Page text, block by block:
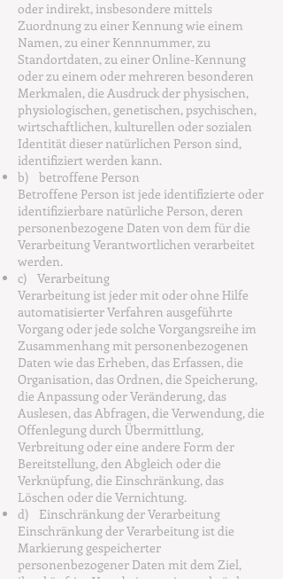
oder indirekt, insbesondere mittels
Zuordnung zu einer Kennung wie einem
Namen, zu einer Kennnummer, zu
Standortdaten, zu einer Online-Kennung
oder zu einem oder mehreren besonderen
Merkmalen, die Ausdruck der physischen,
physiologischen, genetischen, psychischen,
wirtschaftlichen, kulturellen oder sozialen
Identität dieser natürlichen Person sind,
identifiziert werden kann.
b) betroffene Person
Betroffene Person ist jede identifizierte oder
identifizierbare natürliche Person, deren
personenbezogene Daten von dem für die
Verarbeitung Verantwortlichen verarbeitet
werden.
c) Verarbeitung
Verarbeitung ist jeder mit oder ohne Hilfe
automatisierter Verfahren ausgeführte
Vorgang oder jede solche Vorgangsreihe im
Zusammenhang mit personenbezogenen
Daten wie das Erheben, das Erfassen, die
Organisation, das Ordnen, die Speicherung,
die Anpassung oder Veränderung, das
Auslesen, das Abfragen, die Verwendung, die
Offenlegung durch Übermittlung,
Verbreitung oder eine andere Form der
Bereitstellung, den Abgleich oder die
Verknüpfung, die Einschränkung, das
Löschen oder die Vernichtung.
d) Einschränkung der Verarbeitung
Einschränkung der Verarbeitung ist die
Markierung gespeicherter
personenbezogener Daten mit dem Ziel,